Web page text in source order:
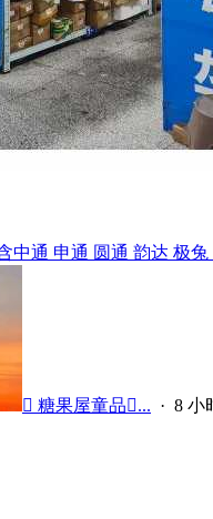
中通 申通 圆通 韵达 极兔
 糖果屋童品... · 8 小